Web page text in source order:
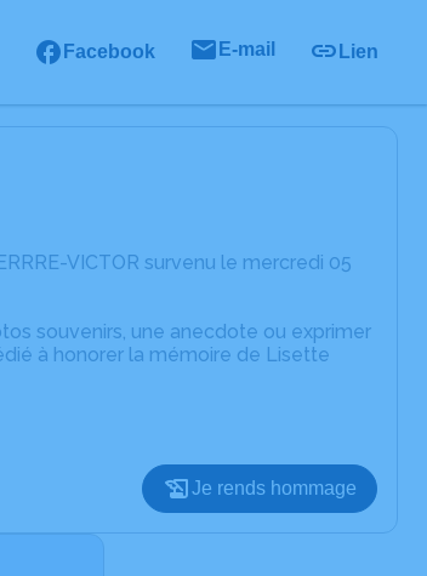
Facebook E-mail Lien
VICTOR survenu le mercredi 05
souvenirs, une anecdote ou exprimer
à honorer la mémoire de Lisette
Je rends hommage